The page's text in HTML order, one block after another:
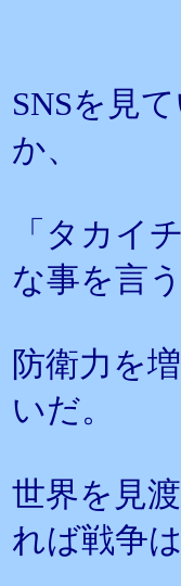
SNSを見
か、
「タカイ
な事を言
防衛力を
いだ。
世界を見
れば戦争